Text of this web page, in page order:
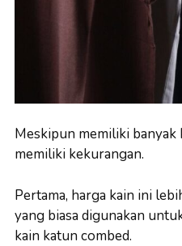
Meskipun memiliki banyak
memiliki kekurangan.
Pertama, harga kain ini
yang biasa digunakan
kain katun combed.